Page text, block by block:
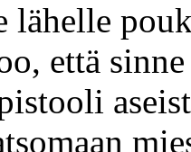
lähelle
että